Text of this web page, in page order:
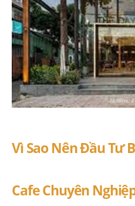
Vì Sao Nên Đầu Tư
Cafe Chuyên